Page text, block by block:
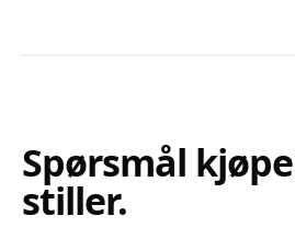
Spørsmål
stiller.